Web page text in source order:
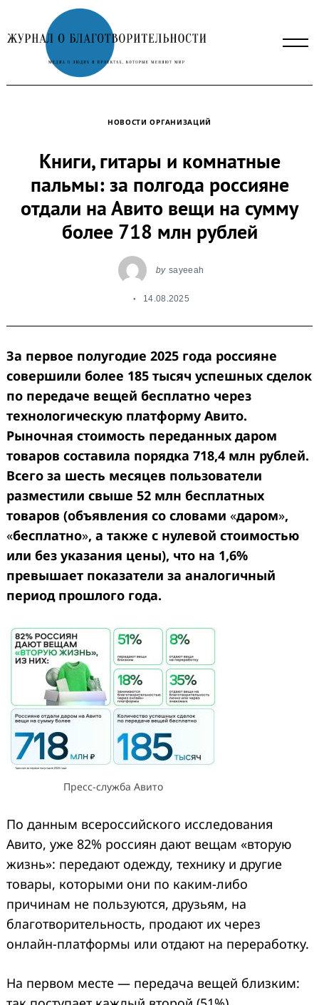
to
content
НОВОСТИ ОРГАНИЗАЦИЙ
Книги, гитары и комнатные
пальмы: за полгода россияне
отдали на Авито вещи на сумму
более 718 млн рублей
by sayeeah
14.08.2025
За первое полугодие 2025 года россияне
совершили более 185 тысяч успешных сделок
по передаче вещей бесплатно через
технологическую платформу Авито.
Рыночная стоимость переданных даром
товаров составила порядка 718,4 млн рублей.
Всего за шесть месяцев пользователи
разместили свыше 52 млн бесплатных
товаров (объявления со словами «даром»,
«бесплатно», а также с нулевой стоимостью
или без указания цены), что на 1,6%
превышает показатели за аналогичный
период прошлого года.
Пресс-служба Авито
По данным всероссийского исследования
Авито, уже 82% россиян дают вещам «вторую
жизнь»: передают одежду, технику и другие
товары, которыми они по каким-либо
причинам не пользуются, друзьям, на
благотворительность, продают их через
онлайн-платформы или отдают на переработку.
На первом месте — передача вещей близким: